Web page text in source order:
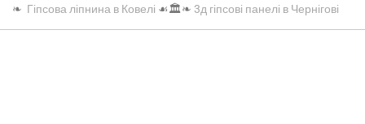
❧ Гіпсова ліпнина в Ковелі ☙🏛️❧ 3д гіпсові панелі в Чернігові